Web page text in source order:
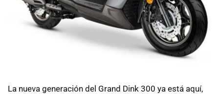
La nueva generación del Grand Dink 300 ya está aquí,